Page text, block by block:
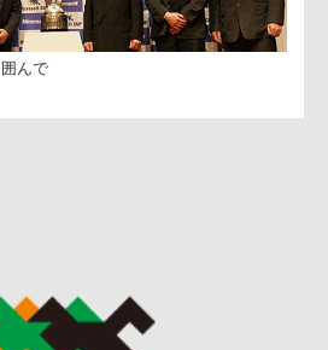
います。
引き続きサントリーさんと戦えるこ
かりとトヨタらしい試合をしたい
を囲んで